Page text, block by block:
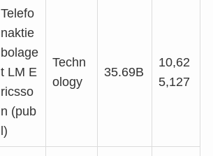
Telefo
naktie
bolage
t LM E
ricsso
n (pub
l)
Techn
ology
35.69B
10,62
5,127